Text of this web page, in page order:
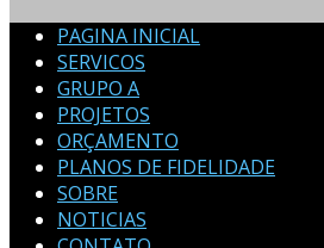
PAGINA INICIAL
SERVICOS
GRUPO A
PROJETOS
ORÇAMENTO
PLANOS DE FIDELIDADE
SOBRE
NOTICIAS